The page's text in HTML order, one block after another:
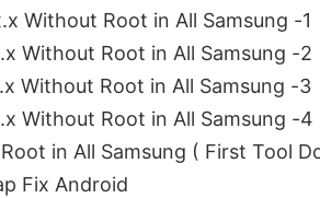
1- Add Arabic in Lolipop 5.x.x Without Root in All Samsung
2- Add Arabic in Lolipop 6.x.x Without Root in All Samsung
3- Add Arabic in Lolipop 7.x.x Without Root in All Samsung
4- Add Arabic in Lolipop 8.x.x Without Root in All Samsung
Fix Android